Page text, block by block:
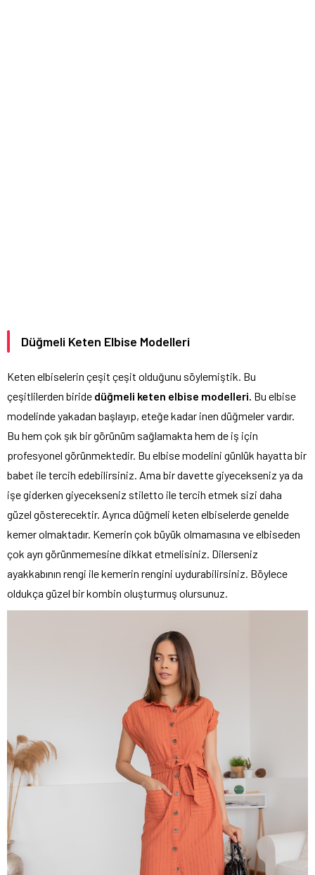
Düğmeli Keten Elbise Modelleri
Keten elbiselerin çeşit çeşit olduğunu söylemiştik. Bu
çeşitlilerden biride düğmeli keten elbise modelleri. Bu elbise
modelinde yakadan başlayıp, eteğe kadar inen düğmeler vardır.
Bu hem çok şık bir görünüm sağlamakta hem de iş için
profesyonel görünmektedir. Bu elbise modelini günlük hayatta bir
babet ile tercih edebilirsiniz. Ama bir davette giyecekseniz ya da
işe giderken giyecekseniz stiletto ile tercih etmek sizi daha
güzel gösterecektir. Ayrıca düğmeli keten elbiselerde genelde
kemer olmaktadır. Kemerin çok büyük olmamasına ve elbiseden
çok ayrı görünmemesine dikkat etmelisiniz. Dilerseniz
ayakkabının rengi ile kemerin rengini uydurabilirsiniz. Böylece
oldukça güzel bir kombin oluşturmuş olursunuz.